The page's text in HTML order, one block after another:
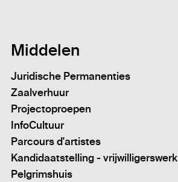
Middelen
Juridische Permanenties
Zaalverhuur
Projectoproepen
InfoCultuur
Parcours d'artistes
Kandidaatstelling - vrijwilligerswerk
Pelgrimshuis